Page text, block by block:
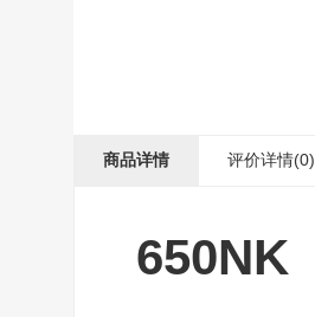
商品详情 评价详情(0)
650NK